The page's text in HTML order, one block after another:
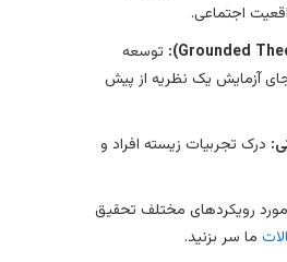
اجتماعی.
توسعه
جای آزمایش یک نظریه از پیش
درک تجربیات زیسته افراد و
مورد رویکردهای مختلف تحقیق
ما سر بزنید.